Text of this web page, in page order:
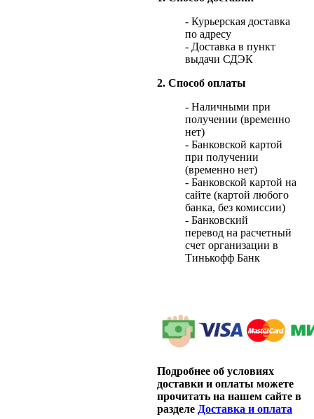
- Курьерская доставка
по адресу
- Доставка в пункт
выдачи СДЭК
2. Способ оплаты
- Наличными при
получении (временно
нет)
- Банковской картой
при получении
(временно нет)
- Банковской картой на
сайте (картой любого
банка, без комиссии)
- Банковский
перевод на расчетный
счет организации в
Тинькофф Банк
Подробнее об условиях
доставки и оплаты можете
прочитать на нашем сайте в
разделе Доставка и оплата